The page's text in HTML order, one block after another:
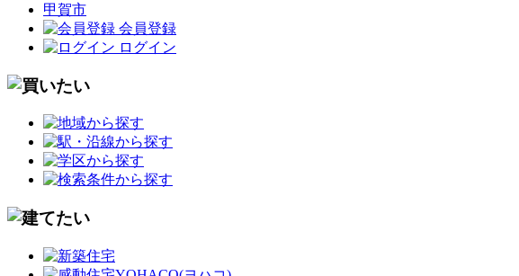
甲賀市
会員登録
ログイン